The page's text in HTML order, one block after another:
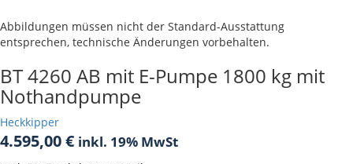
Abbildungen müssen nicht der Standard-Ausstattung
entsprechen, technische Änderungen vorbehalten.
BT 4260 AB mit E-Pumpe 1800 kg mit
Nothandpumpe
Heckkipper
4.595,00€ inkl. 19% MwSt